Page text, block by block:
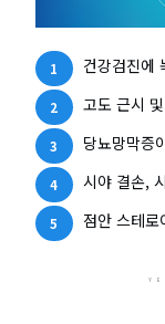
건강검진에
고도 근시
당뇨망막증
시야 결손,
점안 스테